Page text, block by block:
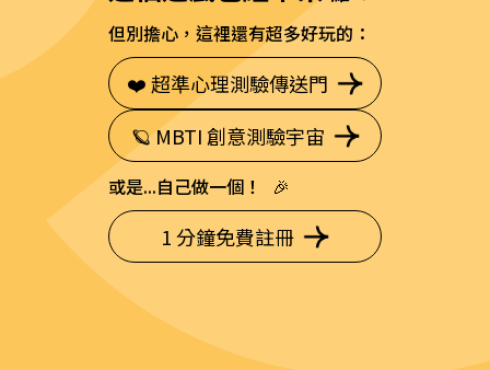
但別擔心，這裡還有超多好玩的：
❤️ 超準心理測驗傳送門
🪐 MBTI 創意測驗宇宙
或是...自己做一個！ 🎉
1 分鐘免費註冊